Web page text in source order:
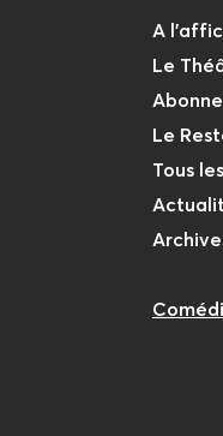
A
Le
Le
Tous